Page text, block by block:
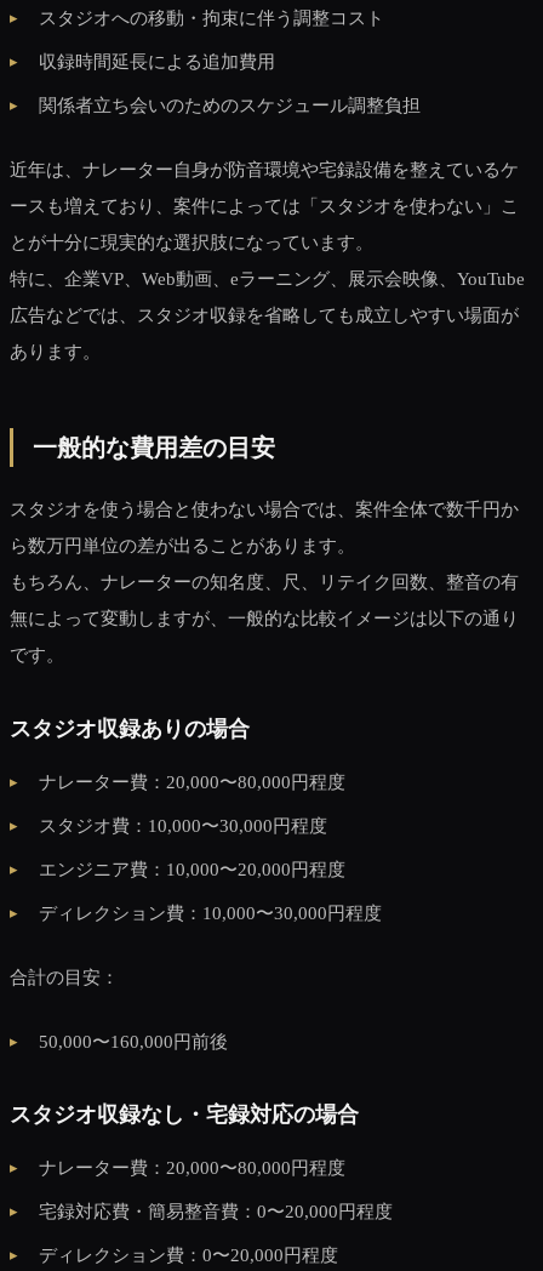
スタジオへの移動・拘束に伴う調整コスト
収録時間延長による追加費用
関係者立ち会いのためのスケジュール調整負担
近年は、ナレーター自身が防音環境や宅録設備を整えているケ
ースも増えており、案件によっては「スタジオを使わない」こ
とが十分に現実的な選択肢になっています。
特に、企業VP、Web動画、eラーニング、展示会映像、YouTube
広告などでは、スタジオ収録を省略しても成立しやすい場面が
あります。
一般的な費用差の目安
スタジオを使う場合と使わない場合では、案件全体で数千円か
ら数万円単位の差が出ることがあります。
もちろん、ナレーターの知名度、尺、リテイク回数、整音の有
無によって変動しますが、一般的な比較イメージは以下の通り
です。
スタジオ収録ありの場合
ナレーター費：20,000〜80,000円程度
スタジオ費：10,000〜30,000円程度
エンジニア費：10,000〜20,000円程度
ディレクション費：10,000〜30,000円程度
合計の目安：
50,000〜160,000円前後
スタジオ収録なし・宅録対応の場合
ナレーター費：20,000〜80,000円程度
宅録対応費・簡易整音費：0〜20,000円程度
ディレクション費：0〜20,000円程度